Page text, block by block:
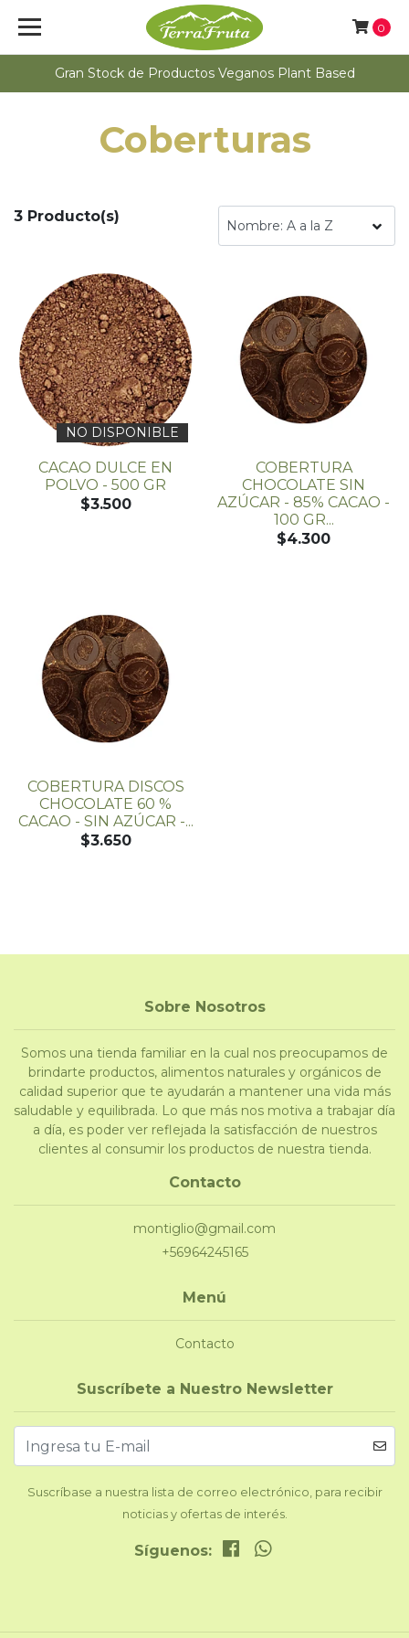
Gran Stock de Productos Veganos Plant Based
0
Coberturas
3 Producto(s)
NO DISPONIBLE
CACAO DULCE EN
POLVO - 500 GR
$3.500
COBERTURA
CHOCOLATE SIN
AZÚCAR - 85% CACAO -
100 GR...
$4.300
COBERTURA DISCOS
CHOCOLATE 60 %
CACAO - SIN AZÚCAR -...
$3.650
Sobre Nosotros
Somos una tienda familiar en la cual nos preocupamos de
brindarte productos, alimentos naturales y orgánicos de
calidad superior que te ayudarán a mantener una vida más
saludable y equilibrada. Lo que más nos motiva a trabajar día
a día, es poder ver reflejada la satisfacción de nuestros
clientes al consumir los productos de nuestra tienda.
Contacto
montiglio@gmail.com
+56964245165
Menú
Contacto
Suscríbete a Nuestro Newsletter
Suscríbase a nuestra lista de correo electrónico, para recibir
noticias y ofertas de interés.
Síguenos: